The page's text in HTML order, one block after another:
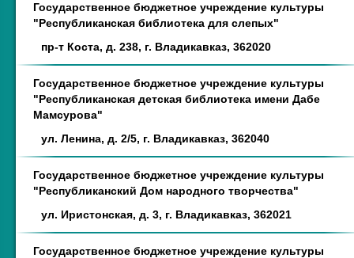
Государственное бюджетное учреждение культуры
"Республиканская библиотека для слепых"
пр-т Коста, д. 238, г. Владикавказ, 362020
Государственное бюджетное учреждение культуры
"Республиканская детская библиотека имени Дабе
Мамсурова"
ул. Ленина, д. 2/5, г. Владикавказ, 362040
Государственное бюджетное учреждение культуры
"Республиканский Дом народного творчества"
ул. Иристонская, д. 3, г. Владикавказ, 362021
Государственное бюджетное учреждение культуры